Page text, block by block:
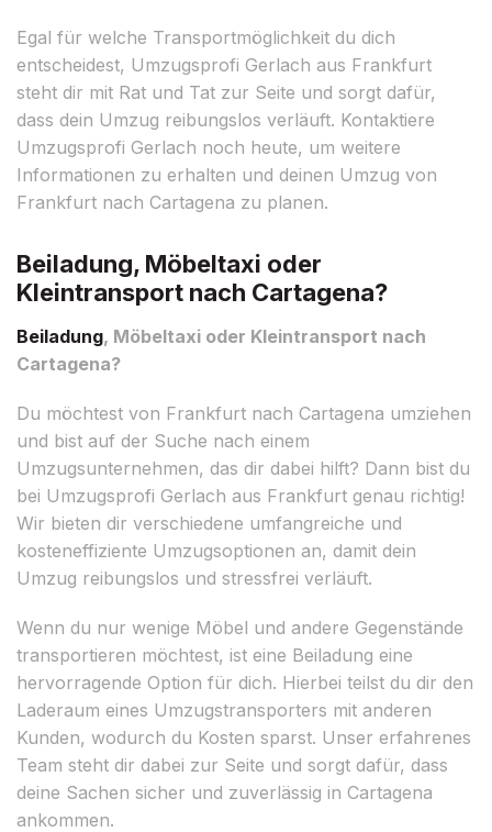
Egal für welche Transportmöglichkeit du dich
entscheidest, Umzugsprofi Gerlach aus Frankfurt
steht dir mit Rat und Tat zur Seite und sorgt dafür,
dass dein Umzug reibungslos verläuft. Kontaktiere
Umzugsprofi Gerlach noch heute, um weitere
Informationen zu erhalten und deinen Umzug von
Frankfurt nach Cartagena zu planen.
Beiladung, Möbeltaxi oder
Kleintransport nach Cartagena?
Beiladung, Möbeltaxi oder Kleintransport nach
Cartagena?
Du möchtest von Frankfurt nach Cartagena umziehen
und bist auf der Suche nach einem
Umzugsunternehmen, das dir dabei hilft? Dann bist du
bei Umzugsprofi Gerlach aus Frankfurt genau richtig!
Wir bieten dir verschiedene umfangreiche und
kosteneffiziente Umzugsoptionen an, damit dein
Umzug reibungslos und stressfrei verläuft.
Wenn du nur wenige Möbel und andere Gegenstände
transportieren möchtest, ist eine Beiladung eine
hervorragende Option für dich. Hierbei teilst du dir den
Laderaum eines Umzugstransporters mit anderen
Kunden, wodurch du Kosten sparst. Unser erfahrenes
Team steht dir dabei zur Seite und sorgt dafür, dass
deine Sachen sicher und zuverlässig in Cartagena
ankommen.